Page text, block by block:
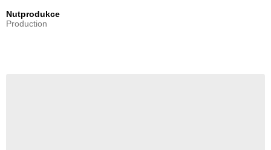
Nutprodukce
Production